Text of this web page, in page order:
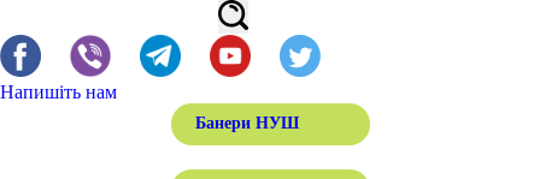
Напишіть нам
Банери НУШ